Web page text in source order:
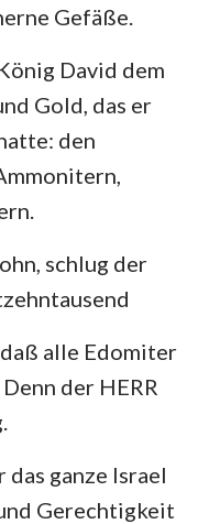
26 27
28
Gefäße.
David dem
Gold, das er
den
schlug der
alle Edomiter
der HERR
ganze Israel
Gerechtigkeit